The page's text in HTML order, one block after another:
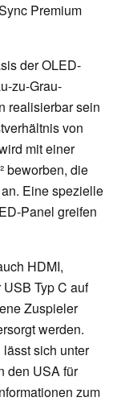
Premium
der OLED-
zu-Grau-
realisierbar sein
von
mit einer
beworben, die
Eine spezielle
Panel greifen
HDMI,
Typ C auf
Zuspieler
werden.
sich unter
den USA für
zum